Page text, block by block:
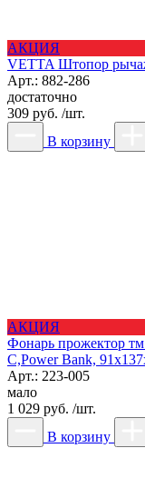
АКЦИЯ
VETTA Штопор
Арт.: 882-286
достаточно
309 руб. /шт.
В корзину
АКЦИЯ
Фонарь прожектор
C,Power Bank,
Арт.: 223-005
мало
1 029 руб. /шт.
В корзину